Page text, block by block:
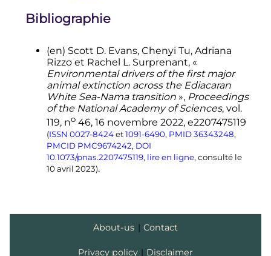
↑(en)Alexandra
ever
: Rocks from 252 million years
ago suggest that carbon dioxide
from volcanoes made sea water
lethal » ,Nature, 9 avril 2015 (lire en
ligne)
↑Ralph R. B. von Frese et al.GRACE
gravity evidence for an impact basin
in Wilkes Land, Antarctica, February
2009.
↑(en)Impact météoritique sur la
côte australienne
de l'Ohio,31 mai 2006 (consulté le
Bibliographie
(en) Scott D. Evans, Chenyi Tu, Adriana
Rizzoet Rachel L. Surprenant, «
Environmental drivers of the first major
animal extinction across the Ediacaran
White Sea-Nama transition», Proceedings
of the National Academy of Sciences, vol.
119, no46, 16 novembre 2022, e2207475119
(ISSN 0027-8424et1091-6490, PMID 36343248,
PMCID PMC9674242, DOI
10.1073/pnas.2207475119, lire en ligne, consulté le
10 avril 2023).
About-us | Contact
Privacy policy Disclaimer